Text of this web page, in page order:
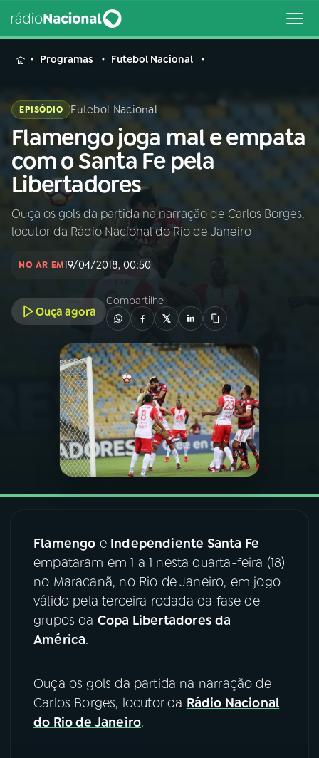
MENU
Buscar
na
Rádio
Nacional
Buscar
AO VIVO
INÍCIO
A RÁDIO
PROGRAMAÇÃO
PROGRAMAS
PODCASTS
06VIDEOCASTS
07ÚLTIMAS
08FESTIVAL DE MÚSICA
ACOMPANHE A RÁDIO NACIONAL
Instagram X
Programas Futebol Nacional
EPISÓDIO Futebol Nacional
Flamengo joga mal e empata
com o Santa Fe pela
Libertadores
Ouça os gols da partida na narração de Carlos Borges,
locutor da Rádio Nacional do Rio de Janeiro
NO AR EM19/04/2018, 00:50
Ouça agora
Compartilhe
Flamengo e Independiente Santa Fe
empataram em 1 a 1 nesta quarta-feira (18)
no Maracanã, no Rio de Janeiro, em jogo
válido pela terceira rodada da fase de
grupos da Copa Libertadores da
América.
Ouça os gols da partida na narração de
Carlos Borges, locutor da Rádio Nacional
do Rio de Janeiro.